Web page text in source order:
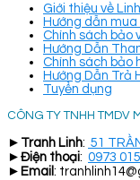
Giới thiệu về
Hướng dẫn mua
Chính sách bảo
Hướng Dẫn
Chính sách bảo
Hướng Dẫn Trả
Tuyển dụng
CÔNG TY TNHH TMDV
► Tranh Linh: 51
► Điện thoại: 0973
► Email :